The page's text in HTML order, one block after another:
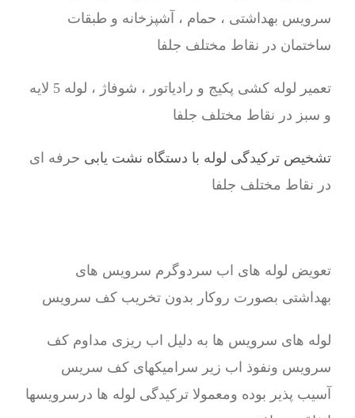
سرویس بهداشتی ، حمام ، آشپزخانه و طبقات
ساختمان در نقاط مختلف جلفا
تعمیر لوله کشی پکیج و رادیاتور ، شوفاژ ، لوله 5 لایه
و سبز در نقاط مختلف جلفا
تشخیص ترکیدگی لوله با دستگاه نشت یابی حرفه ای
در نقاط مختلف جلفا
تعویض لوله های اب سردوگرم سرویس های
بهداشتی بصورت روکار بدون تخریب کف سرویس
لوله های سرویس ها به دلیل اب ریزی مداوم کف
سرویس ونفوذ اب زیر سرامیکهای کف سریس
آسیب پذیر بوده ومعمولا ترکیدگی لوله ها درسرویسها